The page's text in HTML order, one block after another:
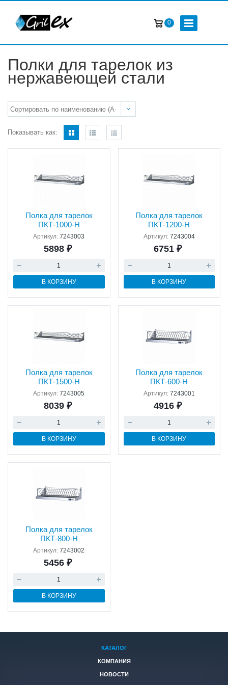
0
Полки для тарелок из
нержавеющей стали
Показывать как:
Полка для тарелок
ПКТ-1000-Н
Артикул:7243003
5898 ₽
В КОРЗИНУ
Полка для тарелок
ПКТ-1200-Н
Артикул: 7243004
6751 ₽
В КОРЗИНУ
Полка для тарелок
ПКТ-1500-Н
Артикул:7243005
8039 ₽
В КОРЗИНУ
Полка для тарелок
ПКТ-600-Н
Артикул: 7243001
4916 ₽
В КОРЗИНУ
Полка для тарелок
ПКТ-800-Н
Артикул:7243002
5456 ₽
В КОРЗИНУ
КАТАЛОГ
КОМПАНИЯ
НОВОСТИ